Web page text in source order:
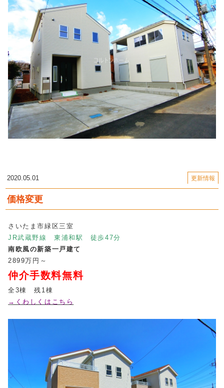
2020.05.01 更新情報
価格変更
さいたま市緑区三室
JR武蔵野線 東浦和駅 徒歩47分
南欧風の新築一戸建て
2899万円～
仲介手数料無料
全3棟 残1棟
→くわしくはこちら